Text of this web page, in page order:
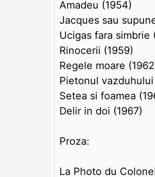
Amadeu (1954)
Jacques sau
Ucigas fara simbrie
Rinocerii (1959)
Regele moare
Pietonul vazduhului
Setea si foamea
Delir in doi (1967)
Proza:
La Photo du